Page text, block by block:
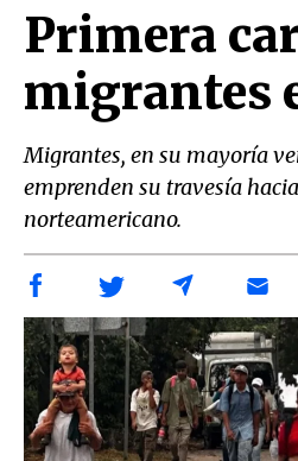
Primera
migrantes
Migrantes, en su mayoría
emprenden su travesía
norteamericano.